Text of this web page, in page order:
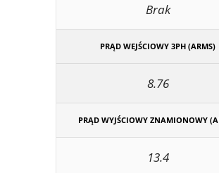
Brak
PRĄD WEJŚCIOWY 3PH (ARMS)
8.76
PRĄD WYJŚCIOWY ZNAMIONOWY
13.4